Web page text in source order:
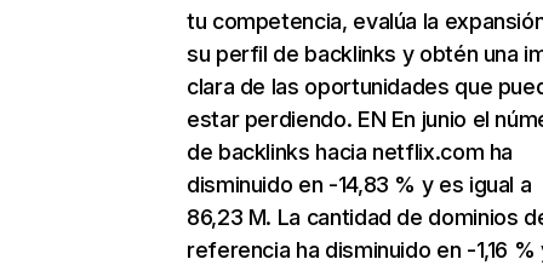
tu competencia, evalúa la
su perfil de backlinks y obtén una
clara de las oportunidades que
estar perdiendo. EN En junio el
de backlinks hacia netflix.com ha
disminuido en -14,83 % y es igual a
86,23 M. La cantidad de dominios
referencia ha disminuido en -1,16 %